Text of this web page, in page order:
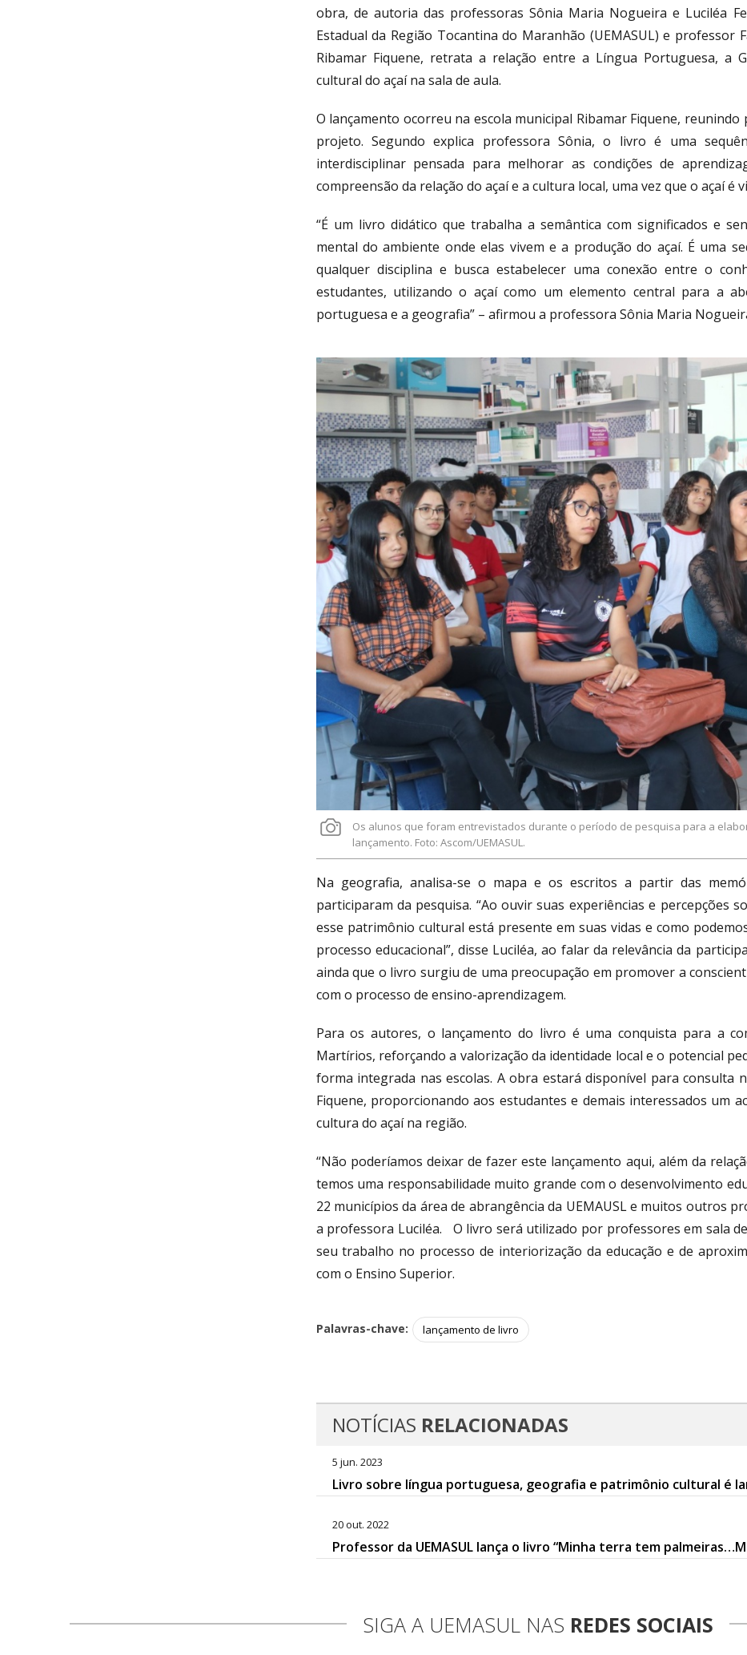
obra, de autoria das professoras Sônia Maria Nogueira e Luciléa
Estadual da Região Tocantina do Maranhão (UEMASUL) e professor
Ribamar Fiquene, retrata a relação entre a Língua Portuguesa, a
cultural do açaí na sala de aula.
O lançamento ocorreu na escola municipal Ribamar Fiquene,
projeto. Segundo explica professora Sônia, o livro é uma
interdisciplinar pensada para melhorar as condições de
compreensão da relação do açaí e a cultura local, uma vez que o açaí
“É um livro didático que trabalha a semântica com significados e
mental do ambiente onde elas vivem e a produção do açaí. É uma
qualquer disciplina e busca estabelecer uma conexão entre o
estudantes, utilizando o açaí como um elemento central para a
portuguesa e a geografia” – afirmou a professora Sônia Maria
Os alunos que foram entrevistados durante o período de pesquisa para a
lançamento. Foto: Ascom/UEMASUL.
Na geografia, analisa-se o mapa e os escritos a partir das
participaram da pesquisa. “Ao ouvir suas experiências e percepções
esse patrimônio cultural está presente em suas vidas e como
processo educacional”, disse Luciléa, ao falar da relevância da
ainda que o livro surgiu de uma preocupação em promover a
com o processo de ensino-aprendizagem.
Para os autores, o lançamento do livro é uma conquista para a
Martírios, reforçando a valorização da identidade local e o potencial
forma integrada nas escolas. A obra estará disponível para consulta
Fiquene, proporcionando aos estudantes e demais interessados um
cultura do açaí na região.
“Não poderíamos deixar de fazer este lançamento aqui, além da
temos uma responsabilidade muito grande com o desenvolvimento
22 municípios da área de abrangência da UEMAUSL e muitos outros
a professora Luciléa. O livro será utilizado por professores em sala
seu trabalho no processo de interiorização da educação e de
com o Ensino Superior.
Palavras-chave: lançamento de livro
NOTÍCIAS RELACIONADAS
5 jun. 2023
Livro sobre língua portuguesa, geografia e patrimônio cultural é
20 out. 2022
Professor da UEMASUL lança o livro “Minha terra tem
SIGA A UEMASUL NAS REDES SOCIAIS